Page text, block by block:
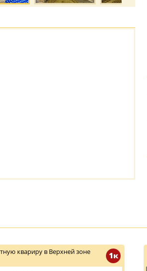
1к
квариру в Верхней зоне